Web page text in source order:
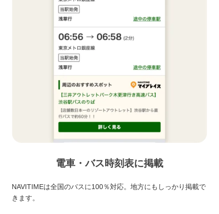
電車・バス時刻表に掲載
NAVITIMEは全国のバスに100％対応。地方にもしっかり掲載で
きます。